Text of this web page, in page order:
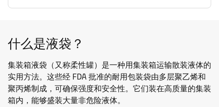
什么是液袋？
集装箱液袋（又称柔性罐）是一种用集装箱运输散装液体的
实用方法。这些经 FDA 批准的耐用包装袋由多层聚乙烯和
聚丙烯制成，可确保强度和安全性。它们装在高质量的集装
箱内，能够盛装大量非危险液体。